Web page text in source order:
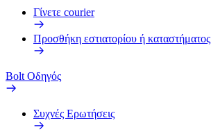
Γίνετε courier
Προσθήκη εστιατορίου ή καταστήματος
Bolt Οδηγός
Συχνές Ερωτήσεις